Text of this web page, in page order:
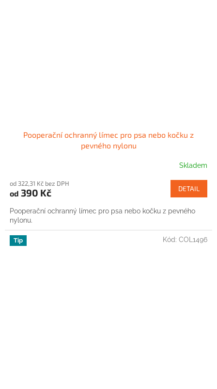
Pooperační ochranný límec pro psa nebo kočku z
pevného nylonu
produktu
je
z
5
hvězdiček.
Skladem
od 322,31 Kč bez DPH
od 390 Kč DETAIL
Pooperační ochranný límec pro psa nebo kočku z pevného
nylonu.
Tip Kód: COL1496